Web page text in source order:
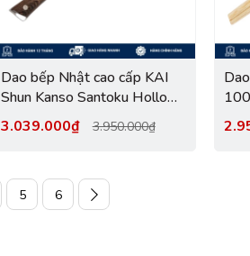
Dao bếp Nhật cao cấp KAI
Shun Kanso Santoku Hollow
SWT0718 (180mm)
3.039.000₫ 3.950.000₫
thịt
5 6